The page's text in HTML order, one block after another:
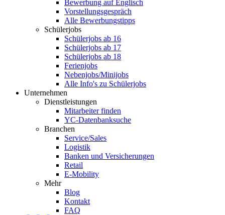
Bewerbung auf Englisch
Vorstellungsgespräch
Alle Bewerbungstipps
Schülerjobs
Schülerjobs ab 16
Schülerjobs ab 17
Schülerjobs ab 18
Ferienjobs
Nebenjobs/Minijobs
Alle Info's zu Schülerjobs
Unternehmen
Dienstleistungen
Mitarbeiter finden
YC-Datenbanksuche
Branchen
Service/Sales
Logistik
Banken und Versicherungen
Retail
E-Mobility
Mehr
Blog
Kontakt
FAQ